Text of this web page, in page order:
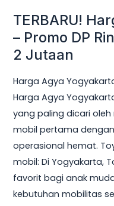
TERBARU!
– Promo DP
2 Jutaan
Harga Agya
Harga Agya
yang paling dicari
mobil pertama
operasional hemat.
mobil: Di Yogyakarta,
favorit bagi anak
kebutuhan mobilitas
2
Jutaan